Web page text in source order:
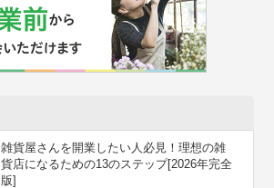
雑貨屋さんを開業したい人必見！理想の雑
貨店になるための13のステップ[2026年完全
版]